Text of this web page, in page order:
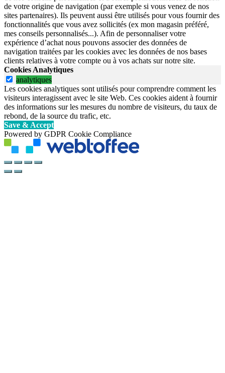
de votre origine de navigation (par exemple si vous venez de nos
sites partenaires). Ils peuvent aussi être utilisés pour vous fournir des
fonctionnalités que vous avez sollicités (ex mon magasin préféré,
mes conseils personnalisés...). Afin de personnaliser votre
expérience d’achat nous pouvons associer des données de
navigation traitées par les cookies avec les données de nos bases
clients relatives à votre compte ou à vos achats sur notre site.
Cookies Analytiques
analytiques
Les cookies analytiques sont utilisés pour comprendre comment les
visiteurs interagissent avec le site Web. Ces cookies aident à fournir
des informations sur les mesures du nombre de visiteurs, du taux de
rebond, de la source du trafic, etc.
Save & Accept
Powered by GDPR Cookie Compliance